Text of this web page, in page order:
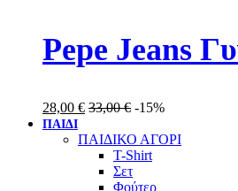
Pepe Jeans
28,00 € 33,00€ -15%
ΠΑΙΔΙ
ΠΑΙΔΙΚΟ ΑΓΟΡΙ
T-Shirt
Σετ
Φούτερ